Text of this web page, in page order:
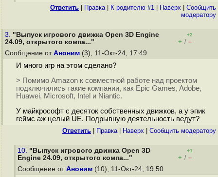
Ответить Правка| К родителю #1 Наверх
Cообщить
модератору
3. "Выпуск игрового движка Open 3D Engine
24.09, открытого компа..."
+2
+ / –
Сообщение от Аноним (3), 11-Окт-24, 17:49
И много игр на этом сделано?
> Помимо Amazon к совместной работе над проектом
подключились такие компании, как Epic Games, Adobe,
Huawei, Microsoft, Intel и Niantic.
У майкрософт с десяток собственных движков, а у эпик
геймс аж целый UE. Подрывную деятельность ведут?
Ответить Правка| Наверх Cообщить модератору
10. "Выпуск игрового движка Open 3D
Engine 24.09, открытого компа..."
+1
+ / –
Сообщение от Аноним (10), 11-Окт-24, 19:50